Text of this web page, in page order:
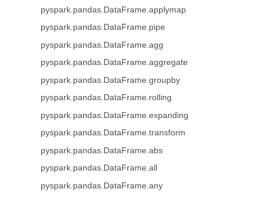
pyspark.pandas.DataFrame.applymap
pyspark.pandas.DataFrame.pipe
pyspark.pandas.DataFrame.agg
pyspark.pandas.DataFrame.aggregate
pyspark.pandas.DataFrame.groupby
pyspark.pandas.DataFrame.rolling
pyspark.pandas.DataFrame.expanding
pyspark.pandas.DataFrame.transform
pyspark.pandas.DataFrame.abs
pyspark.pandas.DataFrame.all
pyspark.pandas.DataFrame.any